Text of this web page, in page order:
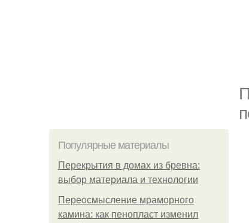
Популярные материалы
Перекрытия в домах из бревна:
выбор материала и технологии
Переосмысление мраморного
камина: как пенопласт изменил